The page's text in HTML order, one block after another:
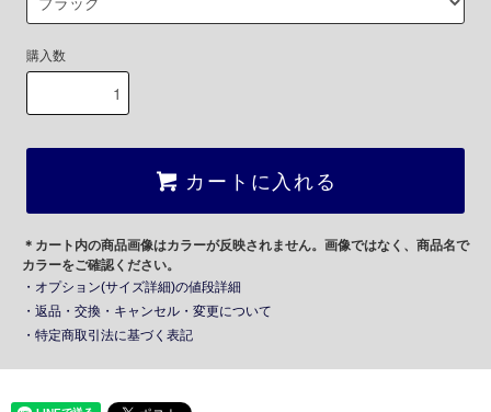
購入数
カートに入れる
＊カート内の商品画像はカラーが反映されません。画像ではなく、商品名で
カラーをご確認ください。
・オプション(サイズ詳細)の値段詳細
・返品・交換・キャンセル・変更について
・特定商取引法に基づく表記